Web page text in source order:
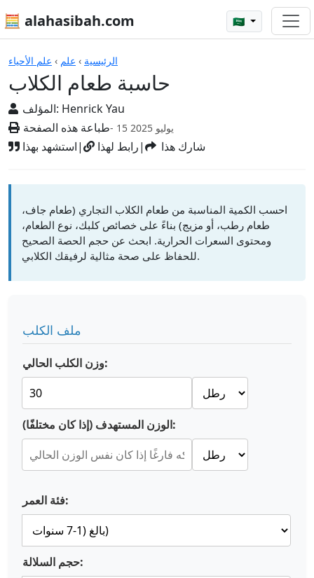
🧮 alahasibah.com 🇸🇦
الرئيسية › علم › علم الأحياء
حاسبة طعام الكلاب
المؤلف: Henrick Yau
طباعة هذه الصفحة
- 15 يوليو 2025
استشهد بهذا| رابط لهذا| شارك هذا
الآلات الحاسبة
احسب الكمية المناسبة من طعام الكلاب التجاري (طعام جاف،
طعام رطب، أو مزيج) بناءً على خصائص كلبك، نوع الطعام،
ومحتوى السعرات الحرارية. ابحث عن حجم الحصة الصحيح
للحفاظ على صحة مثالية لرفيقك الكلابي.
ملف الكلب
وزن الكلب الحالي:
الوزن المستهدف (إذا كان مختلفًا):
فئة العمر:
حجم السلالة: